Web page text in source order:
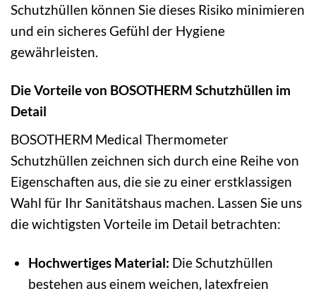
Schutzhüllen können Sie dieses Risiko minimieren
und ein sicheres Gefühl der Hygiene
gewährleisten.
Die Vorteile von BOSOTHERM Schutzhüllen im
Detail
BOSOTHERM Medical Thermometer
Schutzhüllen zeichnen sich durch eine Reihe von
Eigenschaften aus, die sie zu einer erstklassigen
Wahl für Ihr Sanitätshaus machen. Lassen Sie uns
die wichtigsten Vorteile im Detail betrachten:
Hochwertiges Material: Die Schutzhüllen
bestehen aus einem weichen, latexfreien